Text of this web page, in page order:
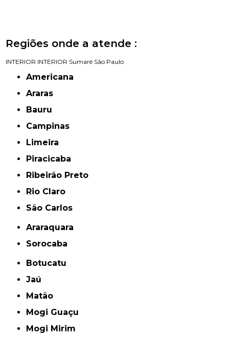
Regiões onde a atende :
INTERIOR INTERIOR Sumaré São Paulo
Americana
Araras
Bauru
Campinas
Limeira
Piracicaba
Ribeirão Preto
Rio Claro
São Carlos
Araraquara
Sorocaba
Botucatu
Jaú
Matão
Mogi Guaçu
Mogi Mirim